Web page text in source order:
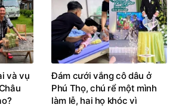
và vụ
Đám cưới vắng cô dâu ở
Phú Thọ, chú rể một mình
làm lễ, hai họ khóc vì